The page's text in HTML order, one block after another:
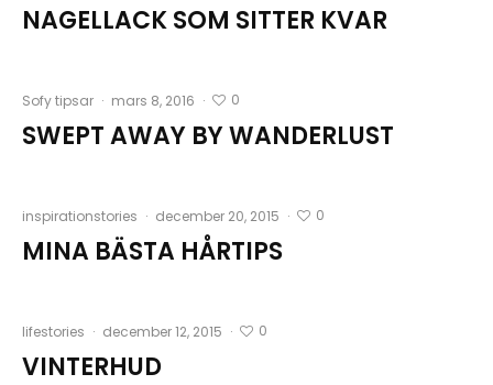
NAGELLACK SOM SITTER KVAR
Sofy tipsar · mars 8, 2016 · 0
SWEPT AWAY BY WANDERLUST
inspirationstories · december 20, 2015 · 0
MINA BÄSTA HÅRTIPS
lifestories · december 12, 2015 · 0
VINTERHUD